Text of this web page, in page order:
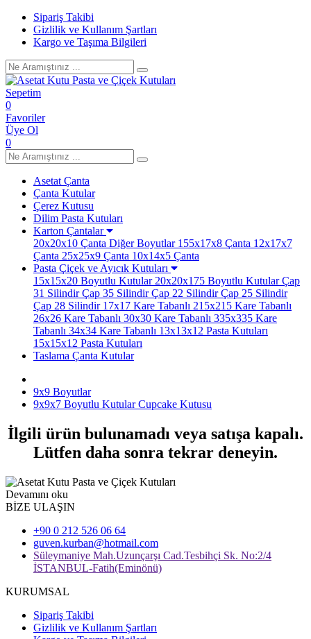
Sipariş Takibi
Gizlilik ve Kullanım Şartları
Kargo ve Taşıma Bilgileri
Sepetim
0
Favoriler
Üye Ol
0
Asetat Çanta
Çanta Kutular
Çerez Kutusu
Dilim Pasta Kutuları
Karton Çantalar
20x20x10 Çanta Diğer Boyutlar155x17x8 Çanta 12x17x7
Çanta 25x25x9 Çanta 10x14x5 Çanta
Pasta Çiçek ve Ayıcık Kutuları
15x15x20 Boyutlu Kutular20x20x175 Boyutlu KutularÇap
31 SilindirÇap 35 SilindirÇap 22 SilindirÇap 25 Silindir
Çap 28 Silindir17x17 Kare Tabanlı 215x215 Kare Tabanlı
26x26 Kare Tabanlı 30x30 Kare Tabanlı 335x335 Kare
Tabanlı 34x34 Kare Tabanlı 13x13x12 Pasta Kutuları
15x15x12 Pasta Kutuları
Taslama Çanta Kutular
9x9 Boyutlar
9x9x7 Boyutlu Kutular Cupcake Kutusu
İlgili ürün bulunamadı veya satışa kapalı.
Lütfen daha sonra tekrar deneyin.
Devamını oku
BİZE ULAŞIN
+90 0 212 526 06 64
guven.kurban@hotmail.com
Süleymaniye Mah.Uzunçarşı Cad.Tesbihçi Sk. No:2/4
İSTANBUL-Fatih(Eminönü)
KURUMSAL
Sipariş Takibi
Gizlilik ve Kullanım Şartları